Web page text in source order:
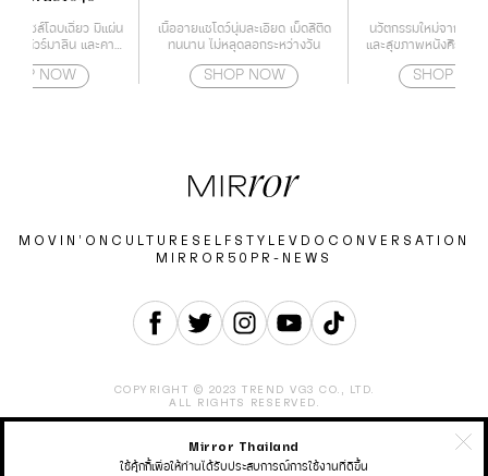
มดีไซส์โฉบเฉี่ยว มีแผ่น
วยทัวร์มาลีน และคามี
ม่ให้ผมแห้งจนเกินไป
NOW
เนื้ออายแชโดว์นุ่มละเอียด เม็ดสีติด
ทนนาน ไม่หลุดลอกระหว่างวัน
SHOP NOW
นวัตกรรมใหม่จากญี่ปุ่น
และสุขภาพหนังศีรษะแ
หนังศีรษะ สาเหตุขอ
SHOP
MOVIN’ON CULTURE SELF STYLE VDO CONVERSATION
MIRROR50 PR-NEWS
COPYRIGHT © 2023 TREND VG3 CO., LTD.
ALL RIGHTS RESERVED.
CAREERADVERTISEMENT
TERMS & CONDITION
PRIVACY POLICY
Mirror Thailand
ใช้คุ้กกี้เพื่อให้ท่านได้รับประสบการณ์การใช้งานที่ดีขึ้น